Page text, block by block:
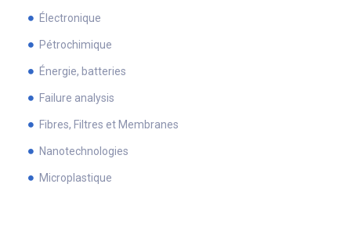
Électronique
Pétrochimique
Énergie, batteries
Failure analysis
Fibres, Filtres et Membranes
Nanotechnologies
Microplastique